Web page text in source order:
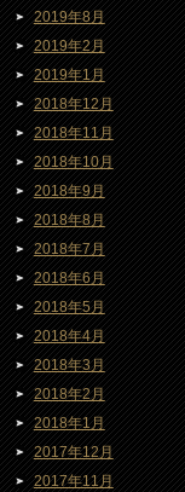
2019年8月
2019年2月
2019年1月
2018年12月
2018年11月
2018年10月
2018年9月
2018年8月
2018年7月
2018年6月
2018年5月
2018年4月
2018年3月
2018年2月
2018年1月
2017年12月
2017年11月